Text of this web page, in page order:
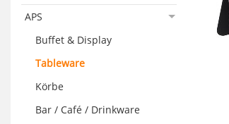
APS
Buffet & Display
Tableware
Körbe
Bar / Café / Drinkware